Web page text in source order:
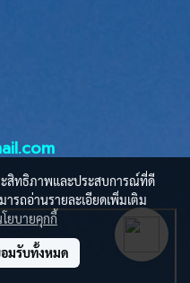
ะสิทธิภาพและประสบการณ์ที่ดี
ารถอ่านรายละเอียดเพิ่มเติม
ยบายคุกกี้
มรับทั้งหมด